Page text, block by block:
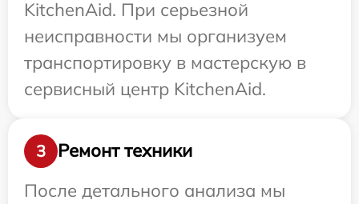
KitchenAid. При серьезной
неисправности мы организуем
транспортировку в мастерскую в
сервисный центр KitchenAid.
3
Ремонт техники
После детального анализа мы